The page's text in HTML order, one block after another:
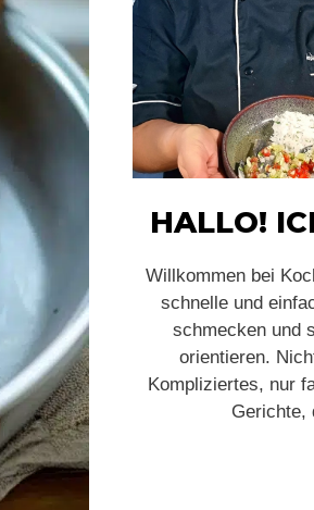
HALLO!
Willkommen bei
schnelle und
schmecken und
orientieren.
Kompliziertes, nur
Gerichte,